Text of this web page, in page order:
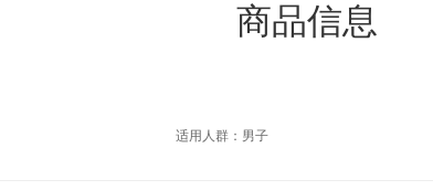
商品信息
适用人群：男子